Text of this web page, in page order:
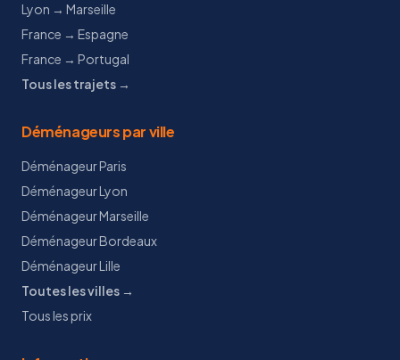
Lyon → Marseille
France → Espagne
France → Portugal
Tous les trajets →
Déménageurs par ville
Déménageur Paris
Déménageur Lyon
Déménageur Marseille
Déménageur Bordeaux
Déménageur Lille
Toutes les villes →
Tous les prix